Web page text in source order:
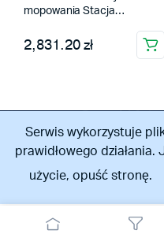
mopowania Stacja
mapy pomieszczenia 71dB
Szary, 43 x 46,2 x 38,8 cm
2,831.20 zł
Serwis wykorzystuje
prawidłowego działania.
użycie, opuść stronę.